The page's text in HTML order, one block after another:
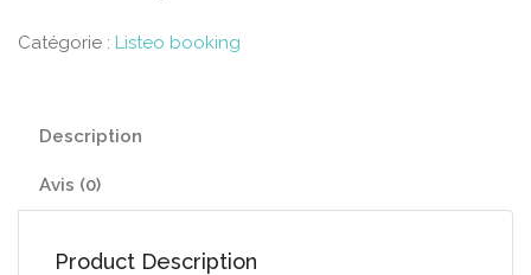
Catégorie : Listeo booking
Description
Avis (0)
Product Description